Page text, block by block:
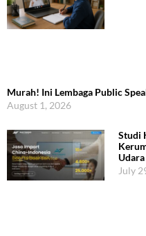
Murah! Ini Lembaga Public
August 1, 2026
Studi
July